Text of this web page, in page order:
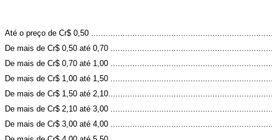
Até o preço de Cr$ 0,50
De mais de Cr$ 0,50 até 0,70
De mais de Cr$ 0,70 até 1,00
De mais de Cr$ 1,00 até 1,50
De mais de Cr$ 1,50 até
De mais de Cr$ 2,10 até 3,00
De mais de Cr$ 3,00 até 4,00